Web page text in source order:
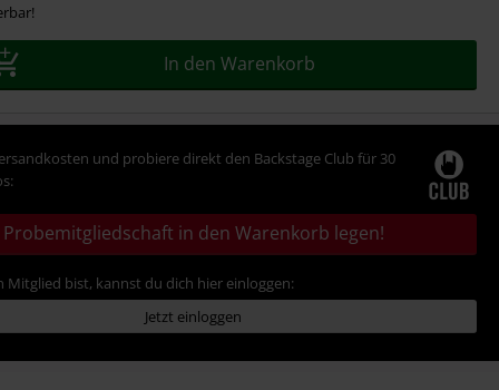
In den Warenkorb
und probiere direkt den Backstage Club für 30
Probemitgliedschaft in den Warenkorb legen!
Mitglied bist, kannst du dich hier einloggen:
Jetzt einloggen